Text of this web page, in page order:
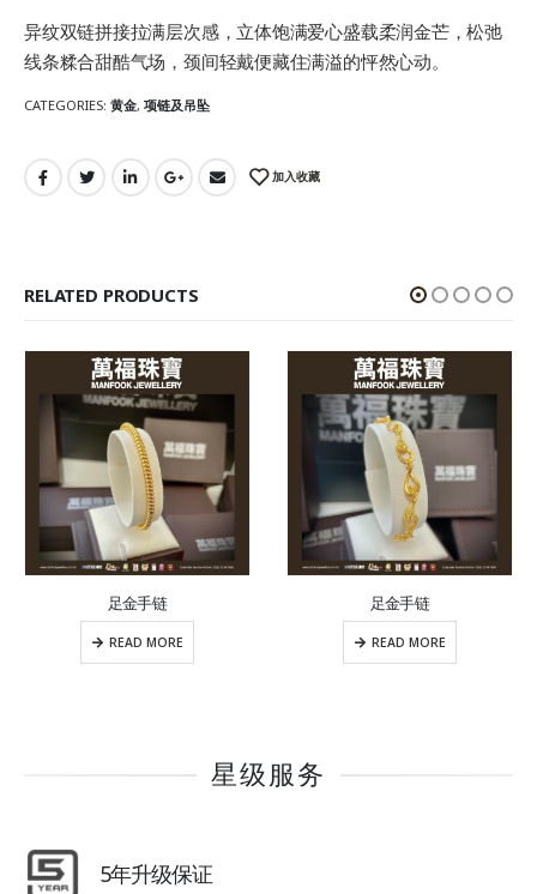
异纹双链拼接拉满层次感，立体饱满爱心盛载柔润金芒，松弛
线条糅合甜酷气场，颈间轻戴便藏住满溢的怦然心动。
CATEGORIES: 黄金, 项链及吊坠
加入收藏
RELATED PRODUCTS
足金手链
READ MORE
足金手链
READ MORE
星级服务
5年升级保证